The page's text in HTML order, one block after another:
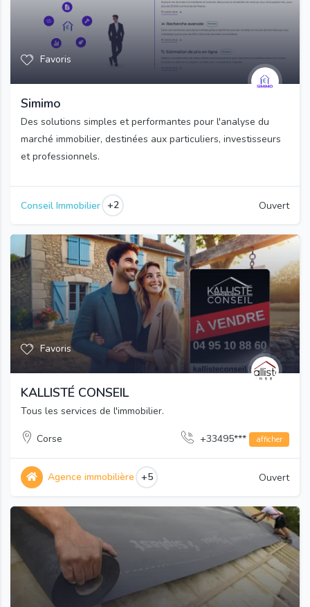
Favoris
Simimo
Des solutions simples et performantes pour l'analyse du
marché immobilier, destinées aux particuliers, investisseurs
et professionnels.
Conseil Immobilier +2 Ouvert
Favoris
KALLISTÉ CONSEIL
Tous les services de l'immobilier.
Corse +33495*** afficher
Agence immobilière +5 Ouvert